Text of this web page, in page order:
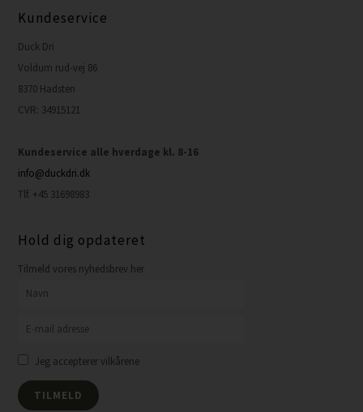
Kundeservice
Duck Dri
Voldum rud-vej 86
8370 Hadsten
CVR: 34915121
Kundeservice alle hverdage kl. 8-16
info@duckdri.dk
Tlf. +45 31698983
Hold dig opdateret
Tilmeld vores nyhedsbrev her
Jeg accepterer vilkårene